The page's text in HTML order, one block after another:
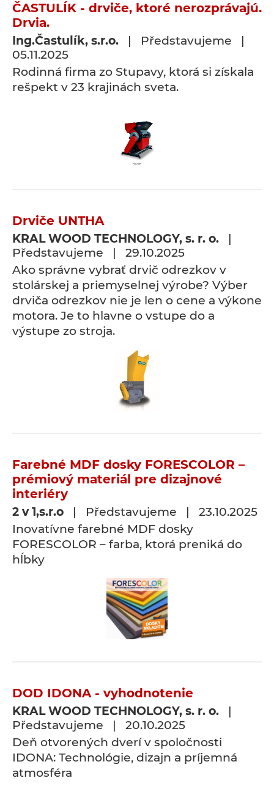
ČASTULÍK - drviče, ktoré nerozprávajú.
Drvia.
Ing.Častulík, s.r.o. | Představujeme |
05.11.2025
Rodinná firma zo Stupavy, ktorá si získala
rešpekt v 23 krajinách sveta.
Drviče UNTHA
KRAL WOOD TECHNOLOGY, s. r. o. |
Představujeme | 29.10.2025
Ako správne vybrať drvič odrezkov v
stolárskej a priemyselnej výrobe? Výber
drviča odrezkov nie je len o cene a výkone
motora. Je to hlavne o vstupe do a
výstupe zo stroja.
Farebné MDF dosky FORESCOLOR –
prémiový materiál pre dizajnové
interiéry
2 v 1,s.r.o | Představujeme | 23.10.2025
Inovatívne farebné MDF dosky
FORESCOLOR – farba, ktorá preniká do
hĺbky
DOD IDONA - vyhodnotenie
KRAL WOOD TECHNOLOGY, s. r. o. |
Představujeme | 20.10.2025
Deň otvorených dverí v spoločnosti
IDONA: Technológie, dizajn a príjemná
atmosféra